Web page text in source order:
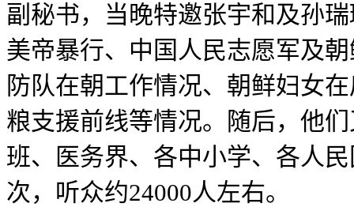
副秘书，当晚特邀张宇和及孙
美帝暴行、中国人民志愿军及
防队在朝工作情况、朝鲜妇女
粮支援前线等情况。随后，他
班、医务界、各中小学、各人
次，听众约24000人左右。